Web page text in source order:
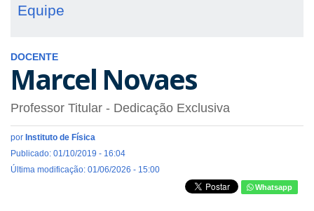
Equipe
DOCENTE
Marcel Novaes
Professor Titular - Dedicação Exclusiva
por Instituto de Física
Publicado: 01/10/2019 - 16:04
Última modificação: 01/06/2026 - 15:00
Whatsapp